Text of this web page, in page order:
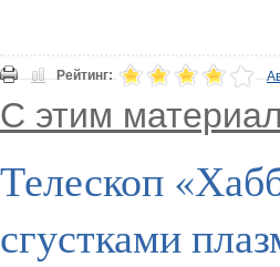
Рейтинг:
С этим
Телескоп
сгустками